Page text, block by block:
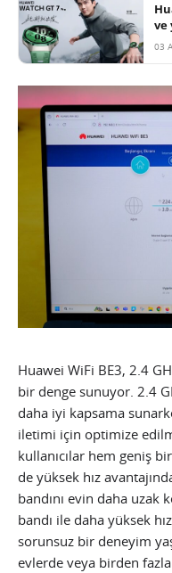
ve
03
Huawei WiFi BE3, 2.4
bir denge sunuyor. 2.4
daha iyi kapsama
iletimi için optimize
kullanıcılar hem geniş
de yüksek hız
bandını evin daha uzak
bandı ile daha yüksek
sorunsuz bir deneyim
evlerde veya birden